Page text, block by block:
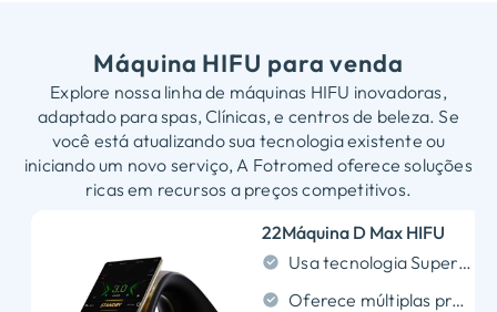
Máquina HIFU para venda
Explore nossa linha de máquinas HIFU inovadoras,
adaptado para spas, Clínicas, e centros de beleza. Se
você está atualizando sua tecnologia existente ou
iniciando um novo serviço, A Fotromed oferece soluções
ricas em recursos a preços competitivos.
22Máquina D Max HIFU
Usa tecnologia Superpulse para estabilidade, saída de ultrassom focada.
Oferece múltiplas profundidades de tratamento de 1,5 mm a 18 mm.